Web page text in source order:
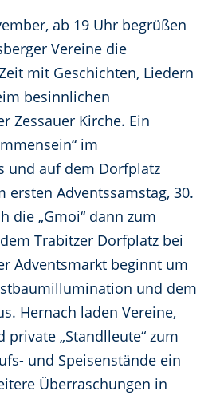
ab 19 Uhr begrüßen
Vereine die
mit Geschichten, Liedern
besinnlichen
Zessauer Kirche. Ein
im
und auf dem Dorfplatz
ersten Adventssamstag, 30.
die „Gmoi“ dann zum
Trabitzer Dorfplatz bei
Adventsmarkt beginnt um
und dem
Hernach laden Vereine,
„Standlleute“ zum
und Speisenstände ein
Überraschungen in